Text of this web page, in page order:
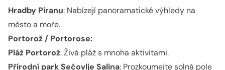
Hradby Piranu: Nabízejí panoramatické výhledy na
město a moře.
Portorož / Portorose:
Pláž Portorož: Živá pláž s mnoha aktivitami.
Přírodní park Sečovlje Salina: Prozkoumejte solná pole